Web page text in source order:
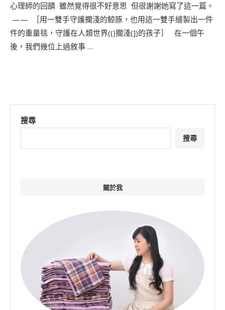
心理師的回饋 ​ 雖然覺得很不好意思 ​ 但很謝謝她寫了這一篇。
​ —— ​ ［用一雙手守護擱淺的鯨豚，也用這一雙手縫製出一件
件的重量毯，守護在人類世界(()擱淺(])的孩子］ ​ ​ 在一個午
後，我們幾位上過敘事 …
搜尋
搜尋
關於我